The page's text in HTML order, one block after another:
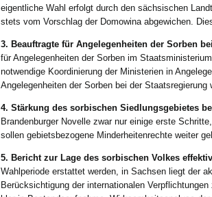
eigentliche Wahl erfolgt durch den sächsischen
stets vom Vorschlag der Domowina abgewichen.
3. Beauftragte für Angelegenheiten der Sorben
für Angelegenheiten der Sorben im
notwendige Koordinierung der Ministerien in
Angelegenheiten der Sorben bei der
4. Stärkung des sorbischen Siedlungsgebietes
Brandenburger Novelle zwar nur einige erste
sollen gebietsbezogene Minderheitenrechte weiter
5. Bericht zur Lage des sorbischen Volkes
Wahlperiode erstattet werden, in Sachsen liegt der
Berücksichtigung der internationalen